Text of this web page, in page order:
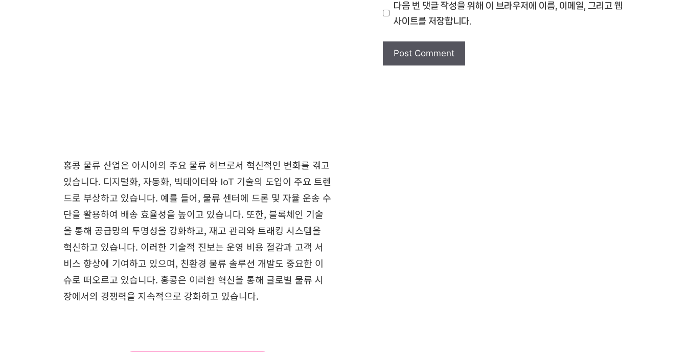
홍콩 물류 산업은 아시아의 주요 물류 허브로서 혁신적인 변화를 겪고
있습니다. 디지털화, 자동화, 빅데이터와 IoT 기술의 도입이 주요 트렌
드로 부상하고 있습니다. 예를 들어, 물류 센터에 드론 및 자율 운송 수
단을 활용하여 배송 효율성을 높이고 있습니다. 또한, 블록체인 기술
을 통해 공급망의 투명성을 강화하고, 재고 관리와 트래킹 시스템을
혁신하고 있습니다. 이러한 기술적 진보는 운영 비용 절감과 고객 서
비스 향상에 기여하고 있으며, 친환경 물류 솔루션 개발도 중요한 이
슈로 떠오르고 있습니다. 홍콩은 이러한 혁신을 통해 글로벌 물류 시
장에서의 경쟁력을 지속적으로 강화하고 있습니다.
다음 번 댓글 작성을 위해 이 브라우저에 이름, 이메일, 그리고 웹
사이트를 저장합니다.